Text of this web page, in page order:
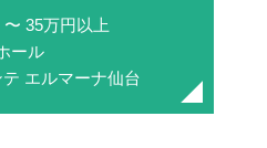
35万円以上
ール
エルマーナ仙台